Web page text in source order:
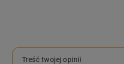
Treść twojej opinii